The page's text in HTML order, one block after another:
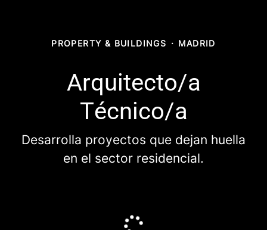
PROPERTY & BUILDINGS · MADRID
Arquitecto/a
Técnico/a
Desarrolla proyectos que dejan huella
en el sector residencial.